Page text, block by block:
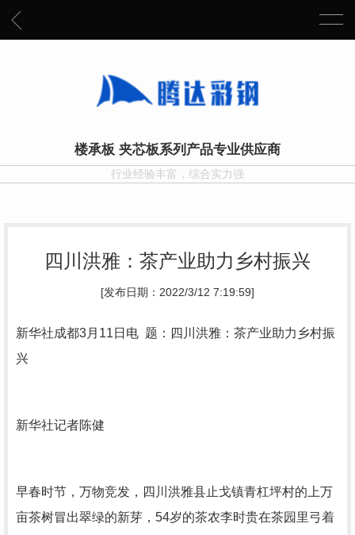
楼承板 夹芯板系列产品专业供应商
行业经验丰富，综合实力强
四川洪雅：茶产业助力乡村振兴
[发布日期：2022/3/12 7:19:59]
新华社成都3月11日电 题：四川洪雅：茶产业助力乡村振
兴
新华社记者陈健
早春时节，万物竞发，四川洪雅县止戈镇青杠坪村的上万
亩茶树冒出翠绿的新芽，54岁的茶农李时贵在茶园里弓着